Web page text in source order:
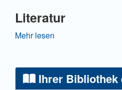
Literatur
Andersson, T., Cäker, M.,
Scandinavian Journal of
https://doi.org/10.1016/
Mehr lesen
Ihrer Bibliothek